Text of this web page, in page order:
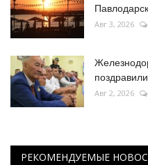
Авг 3, 2026
Авг 2, 2026
РЕКОМЕНДУЕМЫЕ